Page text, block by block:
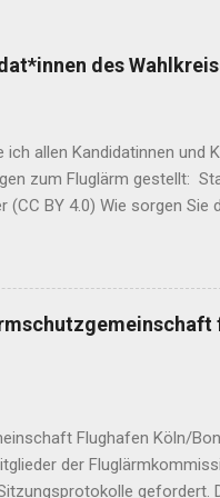
des
allen Kandidatinnen und
zum Fluglärm gestellt:
(CC BY 4.0) Wie sorgen Sie
Passagierflüge enden? In
sind eingegangen.
der Stadt Köln
Linke | Die Partei | Freie
Flughafen Köln/
der
gefordert.